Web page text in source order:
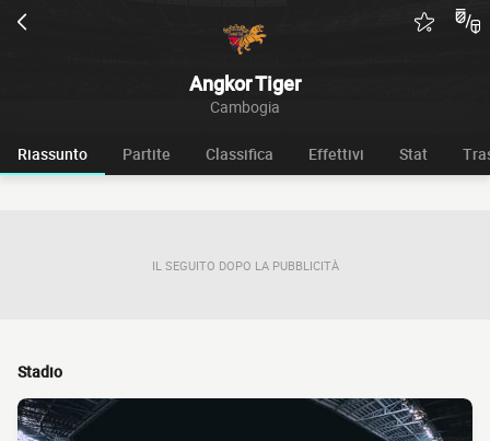
Angkor Tiger
Cambogia
Riassunto Partite Classifica Effettivi Stat
IL SEGUITO DOPO LA PUBBLICITÀ
Stadio